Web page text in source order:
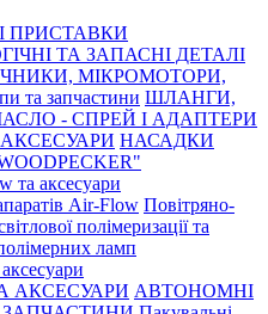
ПРИСТАВКИ
ТА ЗАПАСНІ ДЕТАЛІ
МІКРОМОТОРИ,
та запчастини ШЛАНГИ,
- СПРЕЙ І АДАПТЕРИ
АКСЕСУАРИ НАСАДКИ
та аксесуари
Air-Flow Повітряно-
полімеризації та
ламп
АКСЕСУАРИ АВТОНОМНІ